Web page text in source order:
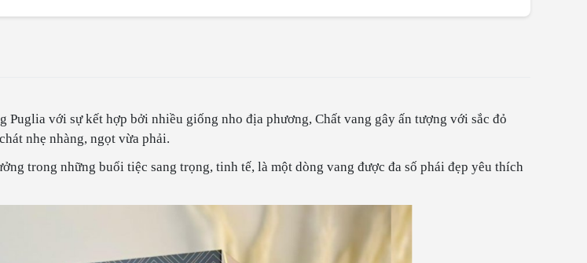
với sự kết hợp bởi nhiều giống nho địa phương, Chất vang gây ấn tượng với sắc đỏ
nhẹ nhàng, ngọt vừa phải.
trong những buổi tiệc sang trọng, tinh tế, là một dòng vang được đa số phái đẹp yêu thích